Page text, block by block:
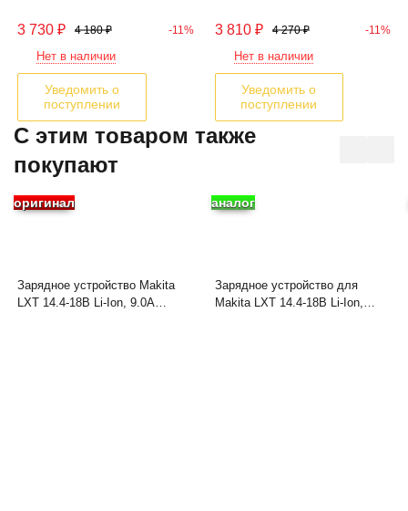
3 730 ₽ 4 180 ₽ -11%
Нет в наличии
Уведомить о
поступлении
3 810 ₽ 4 270 ₽ -11%
Нет в наличии
Уведомить о
поступлении
C этим товаром также
покупают
оригинал
Зарядное устройство Makita
LXT 14.4-18В Li-Ion, 9.0А
аналог
Зарядное устройство для
Makita LXT 14.4-18В Li-Ion,